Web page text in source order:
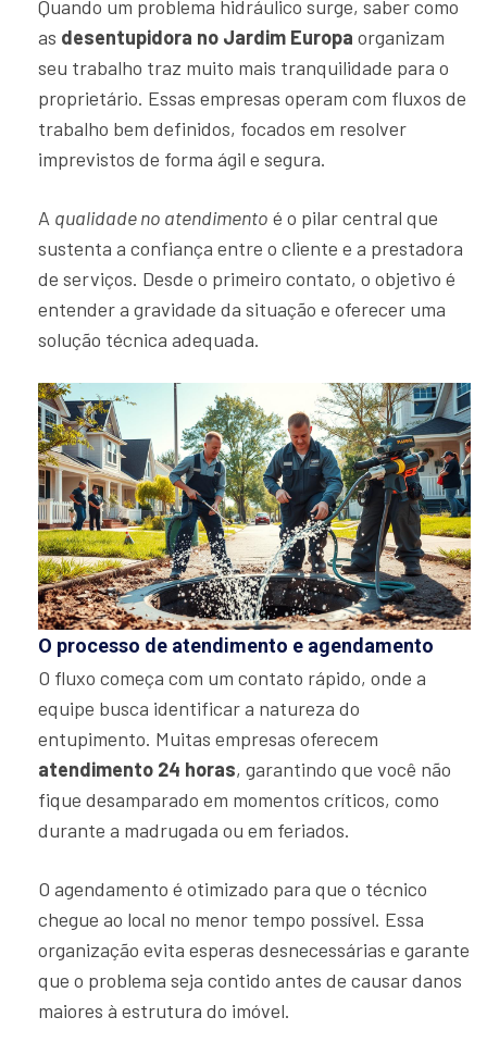
Quando um problema hidráulico surge, saber como
as desentupidora no Jardim Europa organizam
seu trabalho traz muito mais tranquilidade para o
proprietário. Essas empresas operam com fluxos de
trabalho bem definidos, focados em resolver
imprevistos de forma ágil e segura.
A qualidade no atendimento é o pilar central que
sustenta a confiança entre o cliente e a prestadora
de serviços. Desde o primeiro contato, o objetivo é
entender a gravidade da situação e oferecer uma
solução técnica adequada.
O processo de atendimento e agendamento
O fluxo começa com um contato rápido, onde a
equipe busca identificar a natureza do
entupimento. Muitas empresas oferecem
atendimento 24 horas, garantindo que você não
fique desamparado em momentos críticos, como
durante a madrugada ou em feriados.
O agendamento é otimizado para que o técnico
chegue ao local no menor tempo possível. Essa
organização evita esperas desnecessárias e garante
que o problema seja contido antes de causar danos
maiores à estrutura do imóvel.